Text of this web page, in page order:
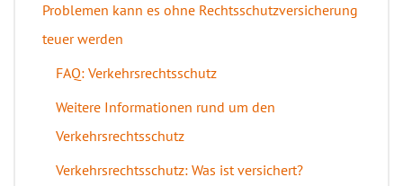
Problemen kann es ohne Rechtsschutzversicherung
teuer werden
FAQ: Verkehrsrechtsschutz
Weitere Informationen rund um den
Verkehrsrechtsschutz
Verkehrsrechtsschutz: Was ist versichert?